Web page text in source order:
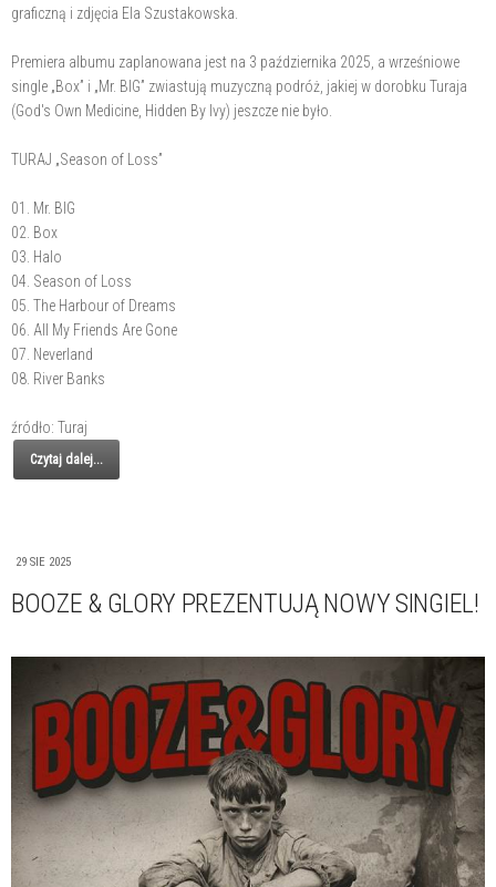
graficzną i zdjęcia Ela Szustakowska.
Premiera albumu zaplanowana jest na 3 października 2025, a wrześniowe
single „Box” i „Mr. BIG” zwiastują muzyczną podróż, jakiej w dorobku Turaja
(God's Own Medicine, Hidden By Ivy) jeszcze nie było.
TURAJ „Season of Loss”
01. Mr. BIG
02. Box
03. Halo
04. Season of Loss
05. The Harbour of Dreams
06. All My Friends Are Gone
07. Neverland
08. River Banks
źródło: Turaj
Czytaj dalej...
29 SIE 2025
BOOZE & GLORY PREZENTUJĄ NOWY SINGIEL!